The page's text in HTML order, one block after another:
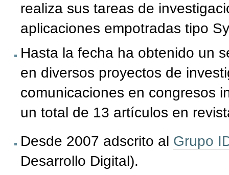
realiza sus tareas de
aplicaciones empotradas tipo
Hasta la fecha ha obtenido un
en diversos proyectos de
comunicaciones en congresos
un total de 13 artículos en
Desde 2007 adscrito al Grupo
Desarrollo Digital).